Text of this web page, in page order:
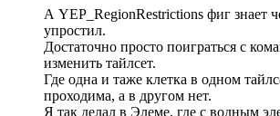
А YEP_RegionRestrictions фиг знает
упростил.
Достаточно просто поиграться с
изменить тайлсет.
Где одна и таже клетка в одном
проходима, а в другом нет.
Я так делал в Элеме, где с водным